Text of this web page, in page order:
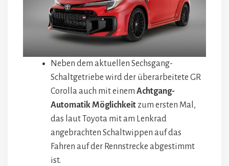
Neben dem aktuellen Sechsgang-
Schaltgetriebe wird der überarbeitete GR
Corolla auch mit einem Achtgang-
Automatik Möglichkeit zum ersten Mal,
das laut Toyota mit am Lenkrad
angebrachten Schaltwippen auf das
Fahren auf der Rennstrecke abgestimmt
ist.